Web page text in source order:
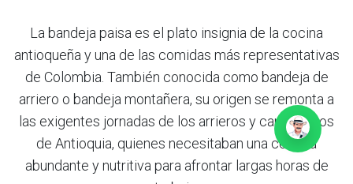
La bandeja paisa es el plato insignia de la cocina
antioqueña y una de las comidas más representativas
de Colombia. También conocida como bandeja de
arriero o bandeja montañera, su origen se remonta a
las exigentes jornadas de los arrieros y campesinos
de Antioquia, quienes necesitaban una comida
abundante y nutritiva para afrontar largas horas de